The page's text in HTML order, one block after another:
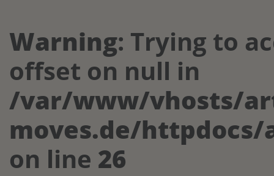
Warning: Trying to
offset on null in
/var/www/vhosts/
moves.de/
on line 26